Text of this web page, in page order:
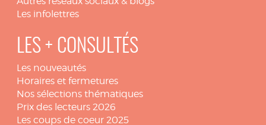
Les infolettres
LES + CONSULTÉS
Les nouveautés
Horaires et fermetures
Nos sélections thématiques
Prix des lecteurs 2026
Les coups de coeur 2025